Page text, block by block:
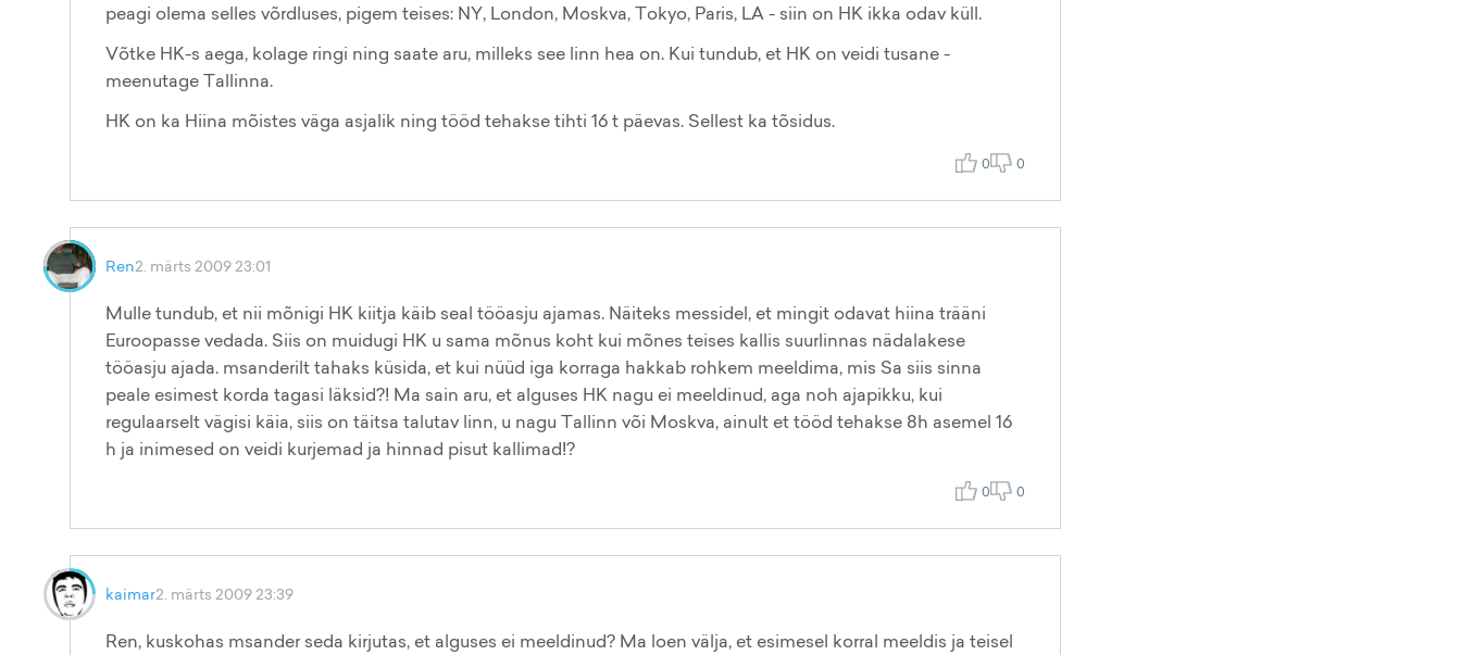
peagi olema selles võrdluses, pigem teises: NY, London, Moskva, Tokyo, Paris, LA - siin on HK ikka odav küll.
Võtke HK-s aega, kolage ringi ning saate aru, milleks see linn hea on. Kui tundub, et HK on veidi tusane -
meenutage Tallinna.
HK on ka Hiina mõistes väga asjalik ning tööd tehakse tihti 16 t päevas. Sellest ka tõsidus.
0 0
Ren2. märts 2009 23:01
Mulle tundub, et nii mõnigi HK kiitja käib seal tööasju ajamas. Näiteks messidel, et mingit odavat hiina trääni
Euroopasse vedada. Siis on muidugi HK u sama mõnus koht kui mõnes teises kallis suurlinnas nädalakese
tööasju ajada. msanderilt tahaks küsida, et kui nüüd iga korraga hakkab rohkem meeldima, mis Sa siis sinna
peale esimest korda tagasi läksid?! Ma sain aru, et alguses HK nagu ei meeldinud, aga noh ajapikku, kui
regulaarselt vägisi käia, siis on täitsa talutav linn, u nagu Tallinn või Moskva, ainult et tööd tehakse 8h asemel 16
h ja inimesed on veidi kurjemad ja hinnad pisut kallimad!?
0 0
kaimar2. märts 2009 23:39
Ren, kuskohas msander seda kirjutas, et alguses ei meeldinud? Ma loen välja, et esimesel korral meeldis ja teisel